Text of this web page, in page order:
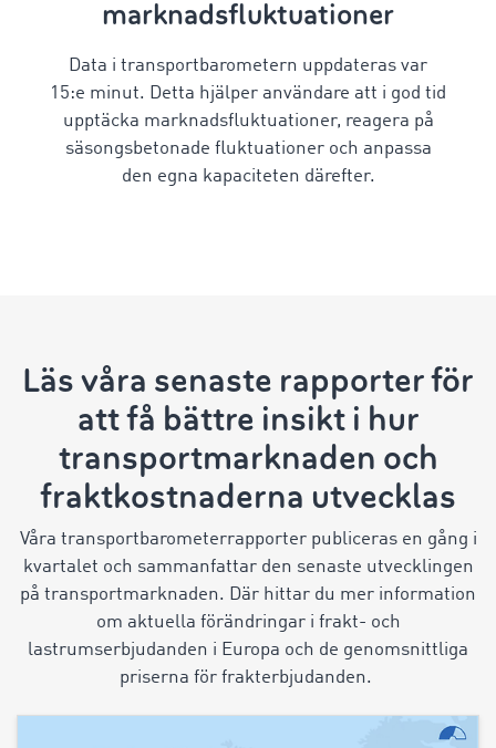
marknadsfluktuationer
Data i transportbarometern uppdateras var
15:e minut. Detta hjälper användare att i god tid
upptäcka marknadsfluktuationer, reagera på
säsongsbetonade fluktuationer och anpassa
den egna kapaciteten därefter.
Läs våra senaste rapporter för
att få bättre insikt i hur
transportmarknaden och
fraktkostnaderna utvecklas
Våra transportbarometerrapporter publiceras en gång i
kvartalet och sammanfattar den senaste utvecklingen
på transportmarknaden. Där hittar du mer information
om aktuella förändringar i frakt- och
lastrumserbjudanden i Europa och de genomsnittliga
priserna för frakterbjudanden.